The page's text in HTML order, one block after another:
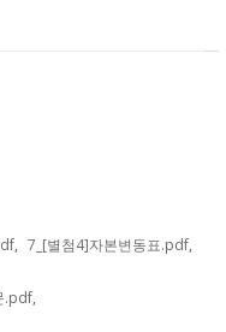
, 7_[별첨4]자본변동표.pdf,
.pdf,